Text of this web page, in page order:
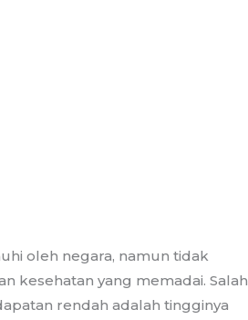
oleh negara, namun tidak
kesehatan yang memadai. Salah
rendah adalah tingginya